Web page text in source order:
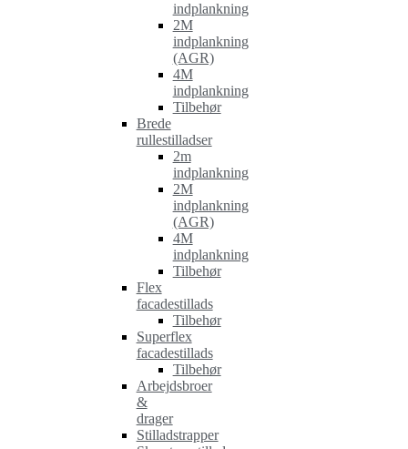
indplankning
2M
indplankning
(AGR)
4M
indplankning
Tilbehør
Brede
rullestilladser
2m
indplankning
2M
indplankning
(AGR)
4M
indplankning
Tilbehør
Flex
facadestillads
Tilbehør
Superflex
facadestillads
Tilbehør
Arbejdsbroer
&
drager
Stilladstrapper